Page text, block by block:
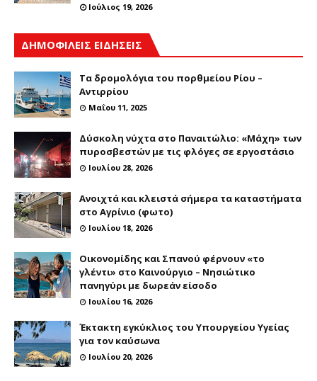
Ιούλιος 19, 2026
ΔΗΜΟΦΙΛΕΙΣ ΕΙΔΗΣΕΙΣ
Τα δρομολόγια του πορθμείου Ρίου –
Αντιρρίου
Μαΐου 11, 2025
Δύσκολη νύχτα στο Παναιτώλιο: «Μάχη» των
πυροσβεστών με τις φλόγες σε εργοστάσιο
Ιουλίου 28, 2026
Ανοιχτά και κλειστά σήμερα τα καταστήματα
στο Αγρίνιο (φωτο)
Ιουλίου 18, 2026
Οικονομίδης και Σπανού φέρνουν «το
γλέντι» στο Καινούργιο – Νησιώτικο
πανηγύρι με δωρεάν είσοδο
Ιουλίου 16, 2026
Έκτακτη εγκύκλιος του Υπουργείου Υγείας
για τον καύσωνα
Ιουλίου 20, 2026